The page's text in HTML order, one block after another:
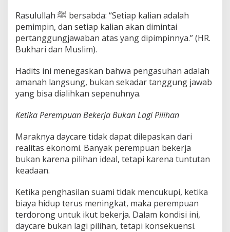
Rasulullah ﷺ bersabda: “Setiap kalian adalah
pemimpin, dan setiap kalian akan dimintai
pertanggungjawaban atas yang dipimpinnya.” (HR.
Bukhari dan Muslim).
Hadits ini menegaskan bahwa pengasuhan adalah
amanah langsung, bukan sekadar tanggung jawab
yang bisa dialihkan sepenuhnya.
Ketika Perempuan Bekerja Bukan Lagi Pilihan
Maraknya daycare tidak dapat dilepaskan dari
realitas ekonomi. Banyak perempuan bekerja
bukan karena pilihan ideal, tetapi karena tuntutan
keadaan.
Ketika penghasilan suami tidak mencukupi, ketika
biaya hidup terus meningkat, maka perempuan
terdorong untuk ikut bekerja. Dalam kondisi ini,
daycare bukan lagi pilihan, tetapi konsekuensi.